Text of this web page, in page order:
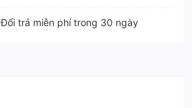
Đổi trả miễn phí trong 30 ngày